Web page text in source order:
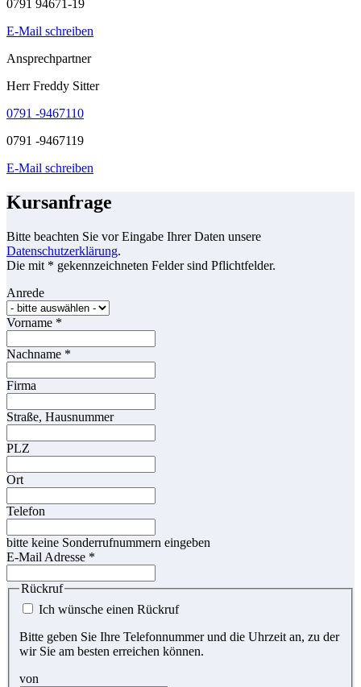
0791 94671-19
E-Mail schreiben
Ansprechpartner
Herr Freddy Sitter
0791 -9467110
0791 -9467119
E-Mail schreiben
Kursanfrage
Bitte beachten Sie vor Eingabe Ihrer Daten unsere
Datenschutzerklärung.
Die mit * gekennzeichneten Felder sind Pflichtfelder.
Anrede
Vorname *
Nachname *
Firma
Straße, Hausnummer
PLZ
Ort
Telefon
bitte keine Sonderrufnummern eingeben
E-Mail Adresse *
Rückruf
Ich wünsche einen Rückruf
Bitte geben Sie Ihre Telefonnummer und die Uhrzeit an, zu der
wir Sie am besten erreichen können.
von